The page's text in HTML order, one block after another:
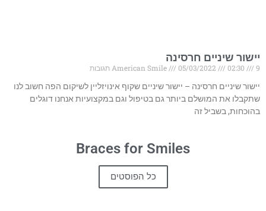
יישור שיניים חרסינה
American Smile 05/03/2022 02:30
9 תגובות
יישור שיניים חרסינה – יישור שיניים שקוף אינויזליין לשיקום הפה חשוב לנו
שתקבלו את המושלם ביותר גם בטיפול וגם במקצועיות אנחנו דוגלים
בהוכחות, בשביל זה
Braces for Smiles
כל הפוסטים